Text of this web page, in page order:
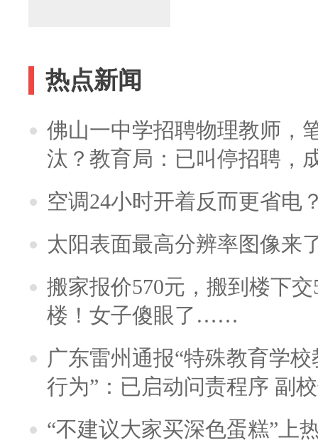
热点新闻
佛山一中学招聘物理教师，
汰？教育局：已叫停招聘，
空调24小时开着反而更省电
太阳表面最高分辨率图像来
搬家报价570元，搬到楼下
楼！女子傻眼了……
广东雷州通报“特殊教育学
行为”：已启动问责程序 副
“不建议大家买深色蛋糕”上